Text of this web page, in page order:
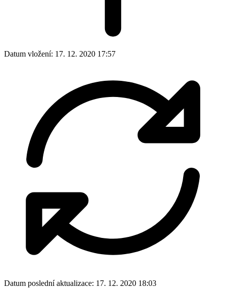
Datum vložení: 17. 12. 2020 17:57
Datum poslední aktualizace: 17. 12. 2020 18:03